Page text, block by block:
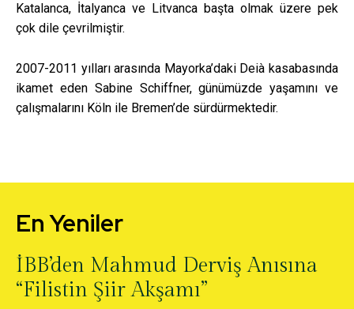
Katalanca, İtalyanca ve Litvanca başta olmak üzere pek
çok dile çevrilmiştir.
2007-2011 yılları arasında Mayorka’daki Deià kasabasında
ikamet eden Sabine Schiffner, günümüzde yaşamını ve
çalışmalarını Köln ile Bremen’de sürdürmektedir.
En Yeniler
İBB’den Mahmud Derviş Anısına
“Filistin Şiir Akşamı”